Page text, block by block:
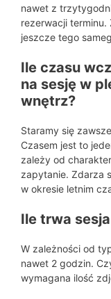
nawet z
rezerwacji terminu.
jeszcze tego
Ile czasu
na sesję w
wnętrz?
Staramy się
Czasem jest to
zależy od
zapytanie. Zdarza
w okresie letnim
Ile trwa
W zależności od
nawet 2 godzin.
wymagana ilość